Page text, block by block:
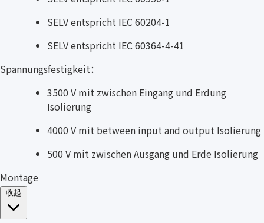
SELV entspricht IEC 60204-1
SELV entspricht IEC 60364-4-41
Spannungsfestigkeit：
3500 V mit zwischen Eingang und Erdung
Isolierung
4000 V mit between input and output Isolierung
500 V mit zwischen Ausgang und Erde Isolierung
Montage